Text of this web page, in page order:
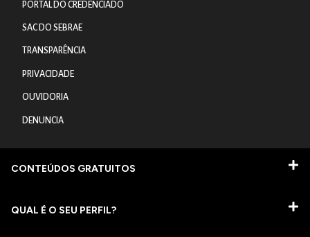
PORTAL DO CREDENCIADO
SAC DO SEBRAE
TRANSPARÊNCIA
PRIVACIDADE
OUVIDORIA
DENUNCIA
CONTEÚDOS GRATUITOS
QUAL É O SEU PERFIL?